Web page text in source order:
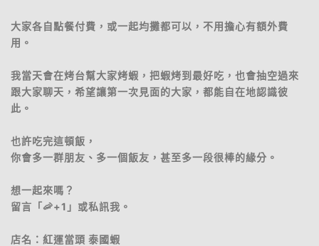
大家各自點餐付費，或一起均攤都可以，不用擔心有額外費
用。
我當天會在烤台幫大家烤蝦，把蝦烤到最好吃，也會抽空過來
跟大家聊天，希望讓第一次見面的大家，都能自在地認識彼
此。
也許吃完這頓飯，
你會多一群朋友、多一個飯友，甚至多一段很棒的緣分。
想一起來嗎？
留言「🦐+1」或私訊我。
店名：紅運當頭 泰國蝦